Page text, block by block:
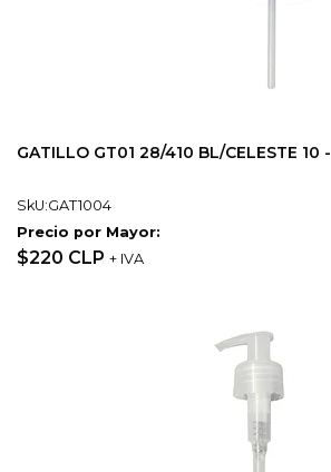
GATILLO GT01 28/410 BL/CELESTE 10 -
SkU:GAT1004
Precio por Mayor:
$220 CLP + IVA